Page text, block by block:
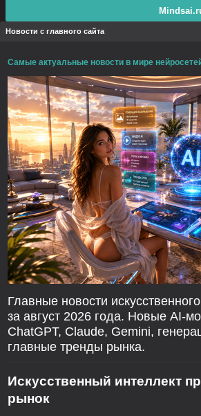
Новости с главного сайта
Самые актуальные новости в мире
Главные новости
за август 2026 года. Новые AI-
ChatGPT, Claude, Gemini,
главные тренды рынка.
Искусственный интеллект
рынок